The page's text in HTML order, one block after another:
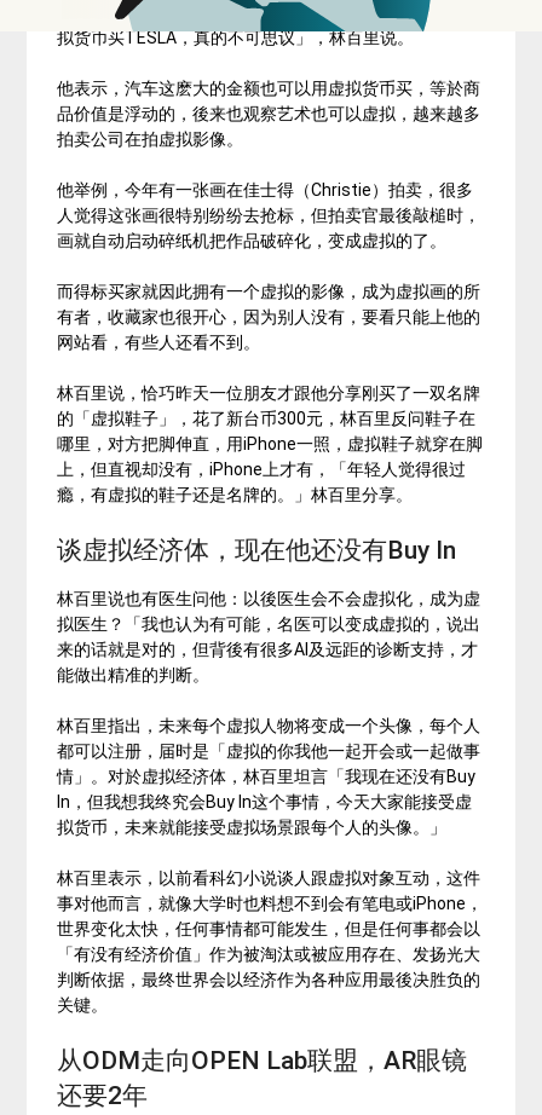
有猫猫币跟狗狗币都有，还有比特币一大堆！还可以用虚
拟货币买TESLA，真的不可思议」，林百里说。
他表示，汽车这麽大的金额也可以用虚拟货币买，等於商
品价值是浮动的，後来也观察艺术也可以虚拟，越来越多
拍卖公司在拍虚拟影像。
他举例，今年有一张画在佳士得（Christie）拍卖，很多
人觉得这张画很特别纷纷去抢标，但拍卖官最後敲槌时，
画就自动启动碎纸机把作品破碎化，变成虚拟的了。
而得标买家就因此拥有一个虚拟的影像，成为虚拟画的所
有者，收藏家也很开心，因为别人没有，要看只能上他的
网站看，有些人还看不到。
林百里说，恰巧昨天一位朋友才跟他分享刚买了一双名牌
的「虚拟鞋子」，花了新台币300元，林百里反问鞋子在
哪里，对方把脚伸直，用iPhone一照，虚拟鞋子就穿在脚
上，但直视却没有，iPhone上才有，「年轻人觉得很过
瘾，有虚拟的鞋子还是名牌的。」林百里分享。
谈虚拟经济体，现在他还没有Buy In
林百里说也有医生问他：以後医生会不会虚拟化，成为虚
拟医生？「我也认为有可能，名医可以变成虚拟的，说出
来的话就是对的，但背後有很多AI及远距的诊断支持，才
能做出精准的判断。
林百里指出，未来每个虚拟人物将变成一个头像，每个人
都可以注册，届时是「虚拟的你我他一起开会或一起做事
情」。对於虚拟经济体，林百里坦言「我现在还没有Buy
In，但我想我终究会Buy In这个事情，今天大家能接受虚
拟货币，未来就能接受虚拟场景跟每个人的头像。」
林百里表示，以前看科幻小说谈人跟虚拟对象互动，这件
事对他而言，就像大学时也料想不到会有笔电或iPhone，
世界变化太快，任何事情都可能发生，但是任何事都会以
「有没有经济价值」作为被淘汰或被应用存在、发扬光大
判断依据，最终世界会以经济作为各种应用最後决胜负的
关键。
从ODM走向OPEN Lab联盟，AR眼镜
还要2年